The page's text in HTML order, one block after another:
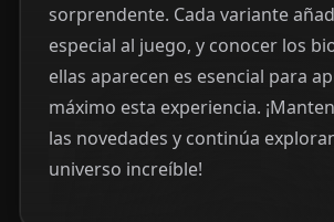
sorprendente. Cada variante
especial al juego, y conocer los
ellas aparecen es esencial para
máximo esta experiencia.
las novedades y continúa
universo increíble!